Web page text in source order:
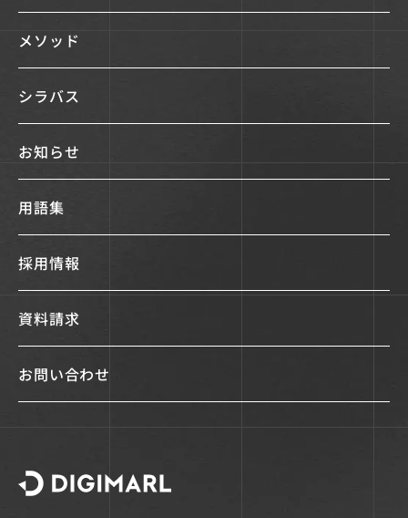
メソッド
シラバス
お知らせ
用語集
採用情報
資料請求
お問い合わせ